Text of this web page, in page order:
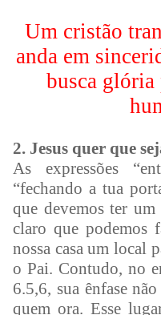
Um cristão
anda em
busca glória
2. Jesus quer que
As expressões
“fechando a tua
que devemos ter
claro que podemos
nossa casa um local
o Pai. Contudo, no
6.5,6, sua ênfase
quem ora. Esse